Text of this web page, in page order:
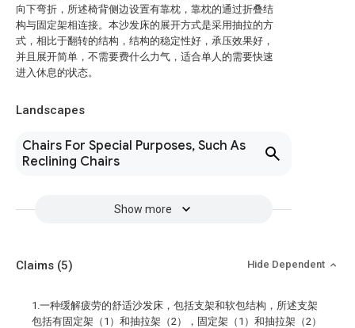
向下弯折，所述椅背侧边设置有靠枕，靠枕的通过折叠结
构与固定架相连接。本沙发床的展开方式是采用抽拉的方
式，相比于翻转的结构，结构的稳定性好，承压效果好，
并且展开简单，不需要费什么力气，适合单人的需要快速
进入休息的状态。
Landscapes
Chairs For Special Purposes, Such As
Reclining Chairs
Show more
Claims (5) Hide Dependent
1.一种缓解疲劳的舒适沙发床，包括支架和软包结构，所述支架
包括有固定架（1）和抽拉架（2），固定架（1）和抽拉架（2）